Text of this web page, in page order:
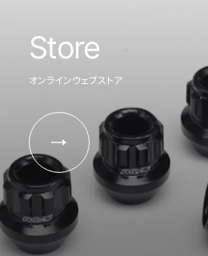
Store
オンラインウェブストア